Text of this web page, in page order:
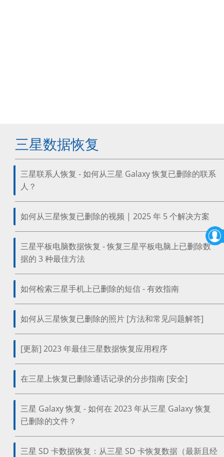
三星数据恢复
三星联系人恢复 - 如何从三星 Galaxy 恢复已删除的联系
人？
如何从三星恢复已删除的视频 | 2025 年 5 个解决方案
三星平板电脑数据恢复 - 恢复三星平板电脑上已删除数
据的 3 种最佳方法
如何检索三星手机上已删除的短信 - 有效指南
如何从三星恢复已删除的照片 [方法和常见问题解答]
[更新] 2023 年最佳三星数据恢复应用程序
在三星上恢复已删除通话记录的分步指南 [安全]
三星 Galaxy 恢复 - 如何在 2023 年从三星 Galaxy 恢复
已删除的文件？
三星 SD 卡数据恢复：从三星 SD 卡恢复数据（最新且经